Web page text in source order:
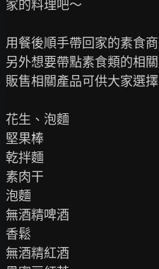
家的料理吧～
用餐後順手帶回家的素食
另外想要帶點素食類的相
販售相關產品可供大家選擇
花生、泡麵
堅果棒
乾拌麵
素肉干
泡麵
無酒精啤酒
香鬆
無酒精紅酒